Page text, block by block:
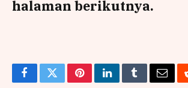
halaman berikutnya.
FacebookTwitterPinterestLinkedInTumblrEmail